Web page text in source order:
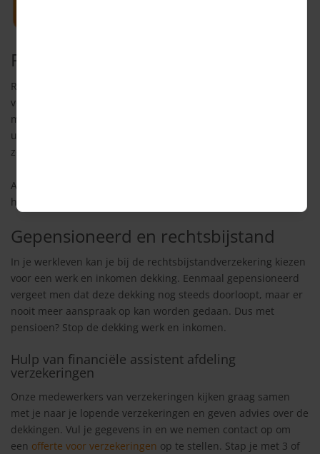
Rechtsbijstand- en autoverzekering
Rechtsbijstand- en auto: ook zo’n product wat vaak dubbel
voorkomt. Bij de autoverzekering kan je altijd rechtsbijstand
meeverzekeren, dit is echter niet nodig als je al een
uitgebreide rechtsbijstandverzekering hebt afgesloten. Echt
zonde van je geld dus!
Advies van Ingrid? Controleer je polis hierop, deze besparing
heb je dan supersnel verdient.
Gepensioneerd en rechtsbijstand
In je werkleven kan je bij de rechtsbijstandverzekering kiezen
voor een werk en inkomen dekking. Eenmaal gepensioneerd
vergeet men dat deze dekking nog steeds doorloopt, maar er
nooit meer aanspraak op kan worden gedaan. Dus met
pensioen? Stop de dekking werk en inkomen.
Hulp van financiële assistent afdeling
verzekeringen
Onze medewerkers van verzekeringen kijken graag samen
met je naar je lopende verzekeringen en geven advies over de
dekkingen. Vul je gegevens in en we nemen contact op om
een offerte voor verzekeringen op te stellen. Stap je met 3 of